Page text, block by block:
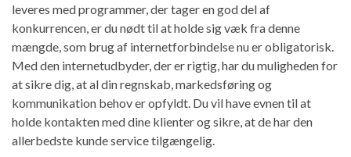
leveres med programmer, der tager en god del af
konkurrencen, er du nødt til at holde sig væk fra denne
mængde, som brug af internetforbindelse nu er obligatorisk.
Med den internetudbyder, der er rigtig, har du muligheden for
at sikre dig, at al din regnskab, markedsføring og
kommunikation behov er opfyldt. Du vil have evnen til at
holde kontakten med dine klienter og sikre, at de har den
allerbedste kunde service tilgængelig.